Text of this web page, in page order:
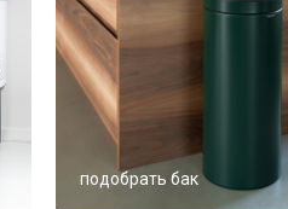
подобрать бак